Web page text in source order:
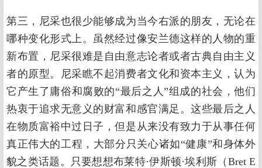
第三，尼采也很少能够成为当今右派的朋友，无论在
哪种变化形式上。虽然经过像安兰德这样的人物的重
新布置，尼采很难是自由意志论者或者古典自由主义
者的原型。尼采瞧不起消费者文化和资本主义，认为
它产生了庸俗和腐败的“最后之人”组成的社会，他们
热衷于追求无意义的财富和感官满足。这些最后之人
在物质富裕中过日子，但是从来没有致力于从事任何
真正伟大的工程，大部分只关心诸如“健康”和身体外
貌之类话题。只要想想布莱特·伊斯顿·埃利斯（Bret E